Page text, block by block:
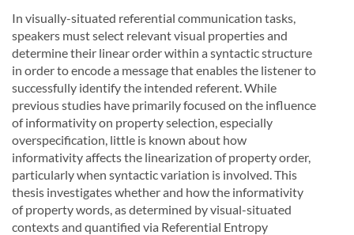
In visually-situated referential communication tasks,
speakers must select relevant visual properties and
determine their linear order within a syntactic structure
in order to encode a message that enables the listener to
successfully identify the intended referent. While
previous studies have primarily focused on the influence
of informativity on property selection, especially
overspecification, little is known about how
informativity affects the linearization of property order,
particularly when syntactic variation is involved. This
thesis investigates whether and how the informativity
of property words, as determined by visual-situated
contexts and quantified via Referential Entropy